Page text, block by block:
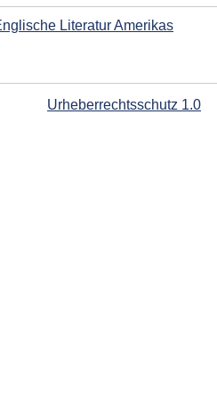
Literatur Amerikas
Urheberrechtsschutz 1.0